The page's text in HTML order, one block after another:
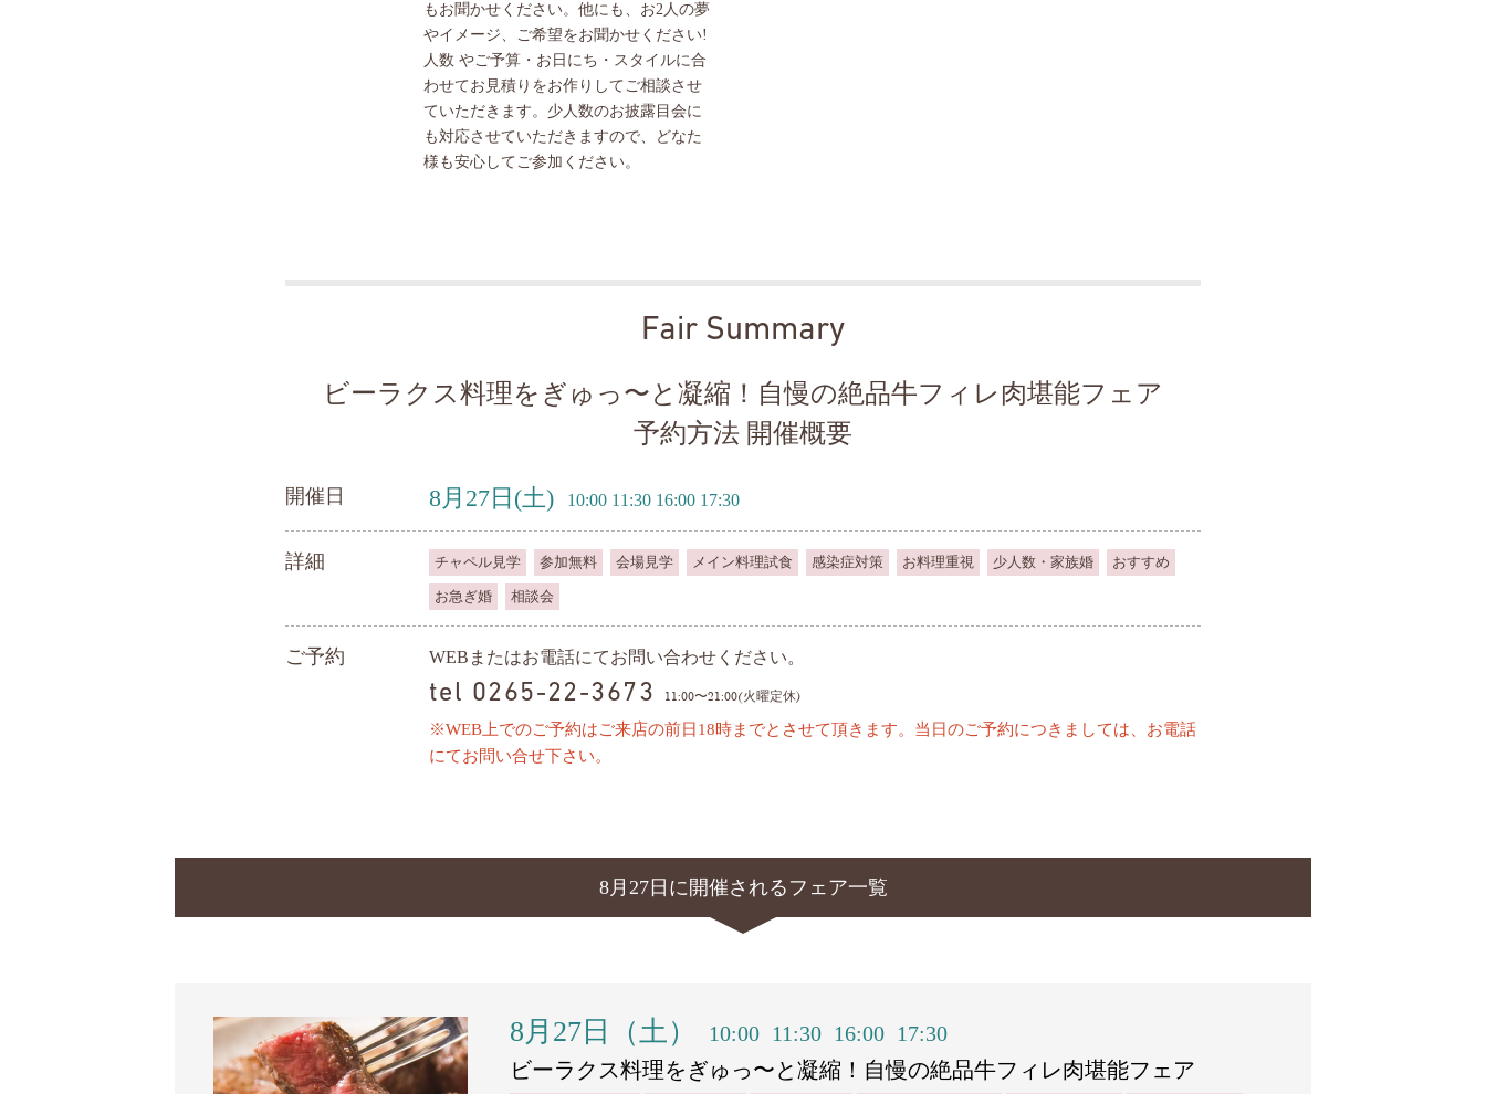
もお聞かせください。他にも、お2人の夢
やイメージ、ご希望をお聞かせください!
人数 やご予算・お日にち・スタイルに合
わせてお見積りをお作りしてご相談させ
ていただきます。少人数のお披露目会に
も対応させていただきますので、どなた
様も安心してご参加ください。
Fair Summary
ビーラクス料理をぎゅっ〜と凝縮！自慢の絶品牛フィレ肉堪能フェア
予約方法 開催概要
開催日 8月27日 (土) 10:00 11:30 16:00 17:30
詳細 チャペル見学 参加無料 会場見学 メイン料理試食 感染症対策 お料理重視 少人数・家族婚 おすすめ
お急ぎ婚 相談会
ご予約 WEBまたはお電話にてお問い合わせください。
tel 0265-22-3673 11:00〜21:00(火曜定休)
※WEB上でのご予約はご来店の前日18時までとさせて頂きます。当日のご予約につきましては、お電話
にてお問い合せ下さい。
8月27日に開催されるフェア一覧
8月27日（土） 10:00 11:30 16:00 17:30
ビーラクス料理をぎゅっ〜と凝縮！自慢の絶品牛フィレ肉堪能フェア